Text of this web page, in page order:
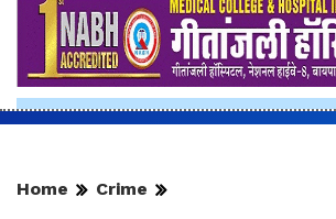
Home Crime